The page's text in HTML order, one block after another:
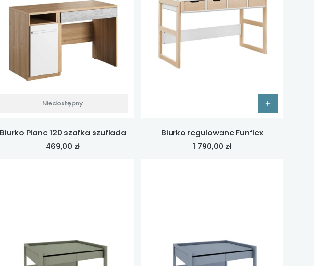
Niedostępny
Biurko Plano 120 szafka szuflada
Cena
469,00 zł
Biurko regulowane Funflex
Cena
1 790,00 zł